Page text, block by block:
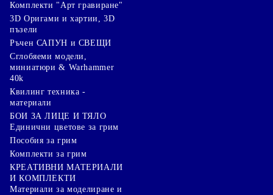
Комплекти "Арт гравиране"
3D Оригами и хартии, 3D
пъзели
Ръчен САПУН и СВЕЩИ
Сглобяеми модели,
миниатюри & Warhammer
40k
Квилинг техника -
материали
БОИ ЗА ЛИЦЕ И ТЯЛО
Единични цветове за грим
Пособия за грим
Комплекти за грим
КРЕАТИВНИ МАТЕРИАЛИ
И КОМПЛЕКТИ
Mатериали за моделиране и